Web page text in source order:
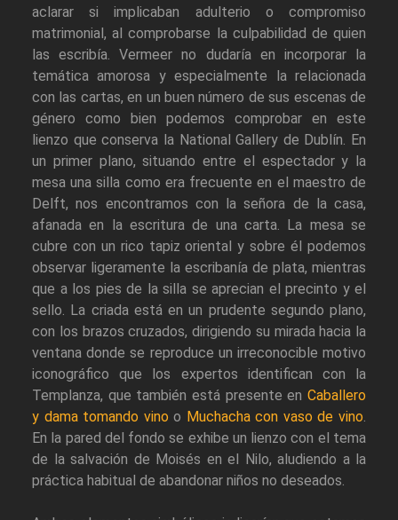
aclarar si implicaban adulterio o compromiso
matrimonial, al comprobarse la culpabilidad de quien
las escribía. Vermeer no dudaría en incorporar la
temática amorosa y especialmente la relacionada
con las cartas, en un buen número de sus escenas de
género como bien podemos comprobar en este
lienzo que conserva la National Gallery de Dublín. En
un primer plano, situando entre el espectador y la
mesa una silla como era frecuente en el maestro de
Delft, nos encontramos con la señora de la casa,
afanada en la escritura de una carta. La mesa se
cubre con un rico tapiz oriental y sobre él podemos
observar ligeramente la escribanía de plata, mientras
que a los pies de la silla se aprecian el precinto y el
sello. La criada está en un prudente segundo plano,
con los brazos cruzados, dirigiendo su mirada hacia la
ventana donde se reproduce un irreconocible motivo
iconográfico que los expertos identifican con la
Templanza, que también está presente en Caballero
y dama tomando vino o Muchacha con vaso de vino
En la pared del fondo se exhibe un lienzo con el tema
de la salvación de Moisés en el Nilo, aludiendo a la
práctica habitual de abandonar niños no deseados.